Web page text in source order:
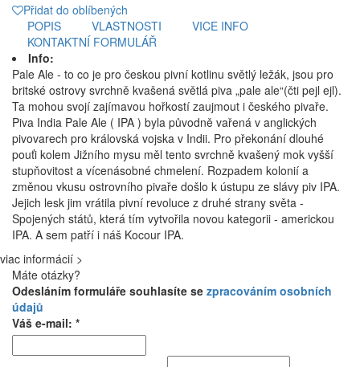
Přidat do oblíbených
POPIS
VLASTNOSTI
VICE INFO
KONTAKTNÍ FORMULÁŘ
Info:
Pale Ale - to co je pro českou pivní kotlinu světlý ležák, jsou pro
britské ostrovy svrchně kvašená světlá piva „pale ale“(čti pejl ejl).
Ta mohou svojí zajímavou hořkostí zaujmout i českého pivaře.
Piva India Pale Ale ( IPA ) byla původně vařená v anglických
pivovarech pro královská vojska v Indii. Pro překonání dlouhé
pouťi kolem Jižního mysu měl tento svrchně kvašený mok vyšší
stupňovitost a vícenásobné chmelení. Rozpadem kolonií a
změnou vkusu ostrovního pivaře došlo k ústupu ze slávy piv IPA.
Jejich lesk jim vrátila pivní revoluce z druhé strany světa -
Spojených států, která tím vytvořila novou kategorii - americkou
IPA. A sem patří i náš Kocour IPA.
viac informácií >
Máte otázky?
Odesláním formuláře souhlasíte se zpracováním osobních
údajů
Váš e-mail: *